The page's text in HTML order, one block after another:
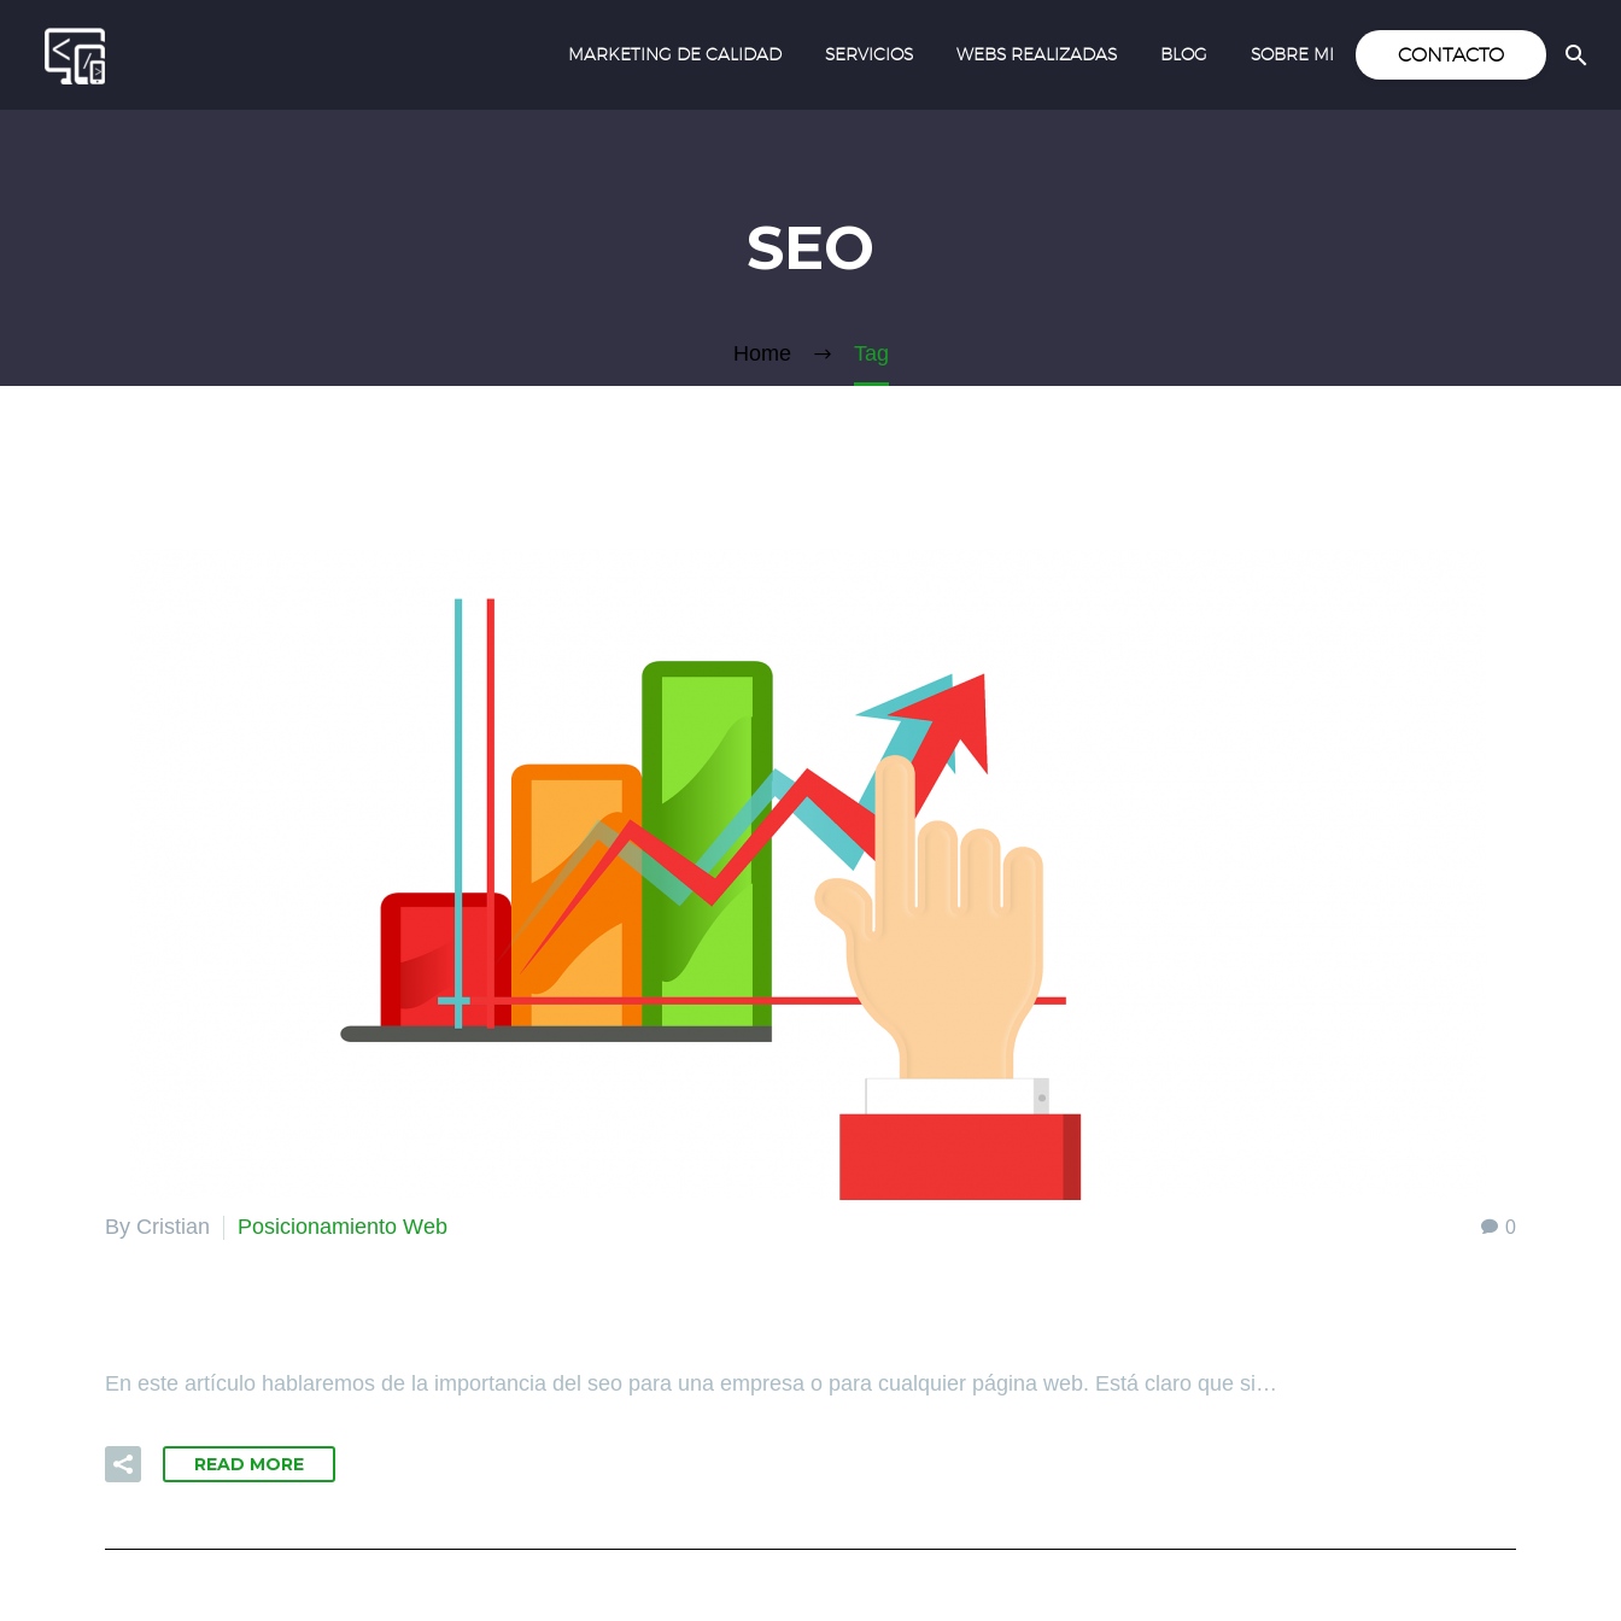
MARKETING DE CALIDAD SERVICIOS WEBS REALIZADAS BLOG SOBRE MI CONTACTO
SEO
Home Tag
0
By Cristian Posicionamiento Web
En este artículo hablaremos de la importancia del seo para una empresa o para cualquier página web. Está claro que si…
READ MORE